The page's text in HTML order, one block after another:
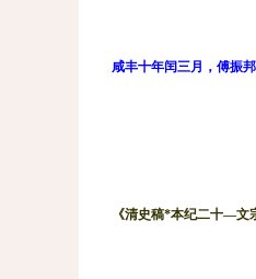
咸丰十年闰三月，傅振
《清史稿*本纪二十—文